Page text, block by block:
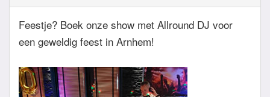
Feestje? Boek onze show met Allround DJ voor
een geweldig feest in Arnhem!